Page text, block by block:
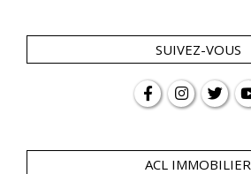
SUIVEZ-VOUS
ACL IMMOBILIER